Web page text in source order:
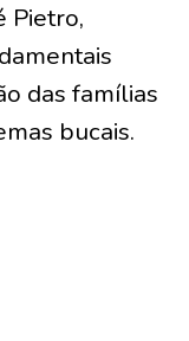
Pietro,
das famílias
bucais.